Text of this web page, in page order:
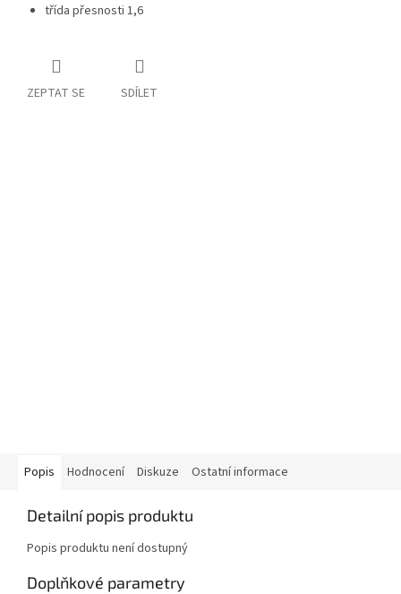
třída přesnosti 1,6
ZEPTAT SE SDÍLET
Popis Hodnocení Diskuze Ostatní informace
Detailní popis produktu
Popis produktu není dostupný
Doplňkové parametry